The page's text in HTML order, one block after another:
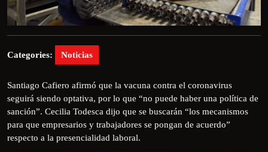
Categories: Noticias
Santiago Cafiero afirmó que la vacuna contra el coronavirus
seguirá siendo optativa, por lo que “no puede haber una política de
sanción”. Cecilia Todesca dijo que se buscarán “los mecanismos
para que empresarios y trabajadores se pongan de acuerdo”
respecto a la presencialidad laboral.